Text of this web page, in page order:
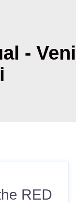
- Veni
RED